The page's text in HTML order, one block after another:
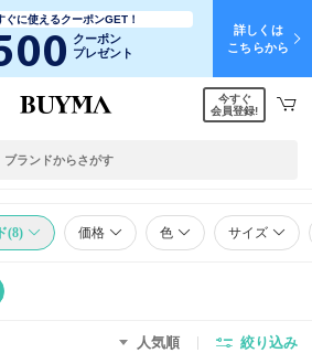
に使えるクーポンGET！
クーポン
プレゼント
詳しくは
こちらから
今すぐ
会員登録!
(8) 価格 色 サイズ
人気順 絞り込み